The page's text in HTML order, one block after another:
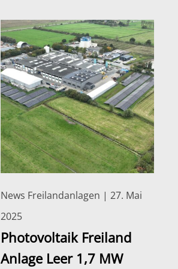
News Freilandanlagen | 27. Mai
2025
Photovoltaik Freiland
Anlage Leer 1,7 MW